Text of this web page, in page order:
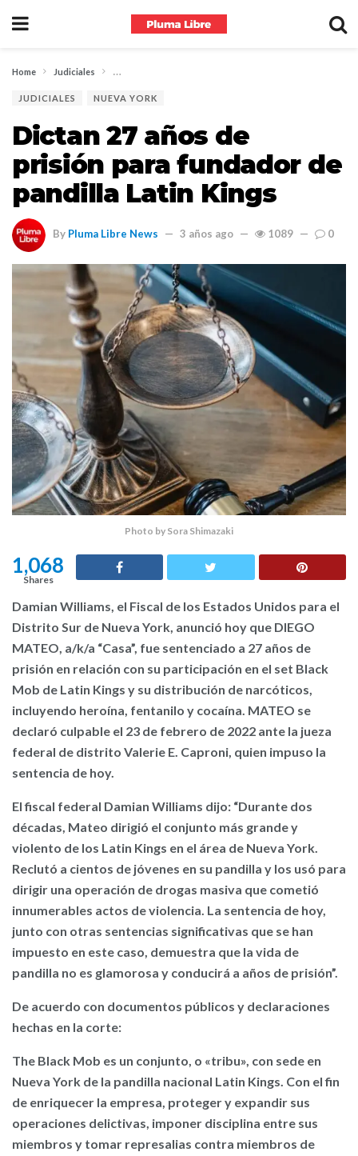
Home Judiciales Dictan 27 años de prisión para fundador de pandilla Latin
JUDICIALES NUEVA YORK
Dictan 27 años de
prisión para fundador de
pandilla Latin Kings
By Pluma Libre News 3 años ago 1089 0
Photo by Sora Shimazaki
1,068
Shares
Damian Williams, el Fiscal de los Estados Unidos para el
Distrito Sur de Nueva York, anunció hoy que DIEGO
MATEO, a/k/a “Casa”, fue sentenciado a 27 años de
prisión en relación con su participación en el set Black
Mob de Latin Kings y su distribución de narcóticos,
incluyendo heroína, fentanilo y cocaína. MATEO se
declaró culpable el 23 de febrero de 2022 ante la jueza
federal de distrito Valerie E. Caproni, quien impuso la
sentencia de hoy.
El fiscal federal Damian Williams dijo: “Durante dos
décadas, Mateo dirigió el conjunto más grande y
violento de los Latin Kings en el área de Nueva York.
Reclutó a cientos de jóvenes en su pandilla y los usó para
dirigir una operación de drogas masiva que cometió
innumerables actos de violencia. La sentencia de hoy,
junto con otras sentencias significativas que se han
impuesto en este caso, demuestra que la vida de
pandilla no es glamorosa y conducirá a años de prisión”.
De acuerdo con documentos públicos y declaraciones
hechas en la corte:
The Black Mob es un conjunto, o «tribu», con sede en
Nueva York de la pandilla nacional Latin Kings. Con el fin
de enriquecer la empresa, proteger y expandir sus
operaciones delictivas, imponer disciplina entre sus
miembros y tomar represalias contra miembros de